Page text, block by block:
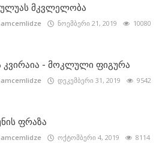
მკვლელობა
ნოემბერი 21, 2019 10080
კვირაია - მოკლული ფიგურა
დეკემბერი 31, 2019 9542
ფრაზა
ოქტომბერი 4, 2019 8114